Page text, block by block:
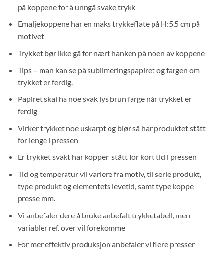
på koppene for å unngå svake trykk
Emaljekoppene har en maks trykkeflate på H:5,5 cm på
motivet
Trykket bør ikke gå for nært hanken på noen av koppene
Tips – man kan se på sublimeringspapiret og fargen om
trykket er ferdig.
Papiret skal ha noe svak lys brun farge når trykket er
ferdig
Virker trykket noe uskarpt og blør så har produktet stått
for lenge i pressen
Er trykket svakt har koppen stått for kort tid i pressen
Tid og temperatur vil variere fra motiv, til serie produkt,
type produkt og elementets levetid, samt type koppe
presse mm.
Vi anbefaler dere å bruke anbefalt trykketabell, men
variabler ref. over vil forekomme
For mer effektiv produksjon anbefaler vi flere presser i